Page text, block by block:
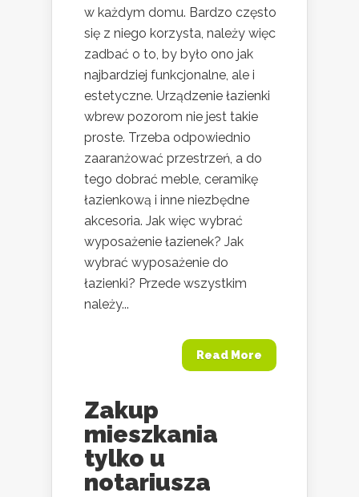
w każdym domu. Bardzo często
się z niego korzysta, należy więc
zadbać o to, by było ono jak
najbardziej funkcjonalne, ale i
estetyczne. Urządzenie łazienki
wbrew pozorom nie jest takie
proste. Trzeba odpowiednio
zaaranżować przestrzeń, a do
tego dobrać meble, ceramikę
łazienkową i inne niezbędne
akcesoria. Jak więc wybrać
wyposażenie łazienek? Jak
wybrać wyposażenie do
łazienki? Przede wszystkim
należy...
Read More
Zakup
mieszkania
tylko u
notariusza